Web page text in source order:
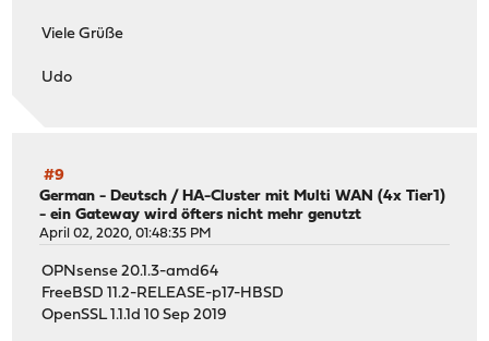
Viele Grüße
Udo
#9
German - Deutsch /HA-Cluster mit Multi WAN (4x Tier1)
- ein Gateway wird öfters nicht mehr genutzt
April 02, 2020, 01:48:35 PM
OPNsense 20.1.3-amd64
FreeBSD 11.2-RELEASE-p17-HBSD
OpenSSL 1.1.1d 10 Sep 2019